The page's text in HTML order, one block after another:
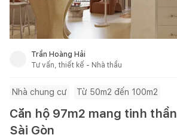
Trần Hoàng Hải
Tư vấn, thiết kế - Nhà thầu
Nhà chung cư Từ 50m2 đến 100m2
Căn hộ 97m2 mang tinh
Sài Gòn